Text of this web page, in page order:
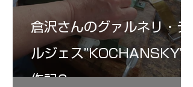
倉沢さんのグァルネリ・デ
ルジェス”KOCHANSKY"制
作記6